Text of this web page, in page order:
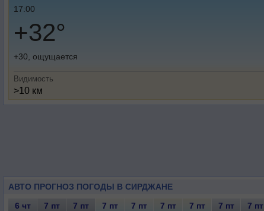
17:00
+32°
+30, ощущается
Видимость
>10 км
АВТО ПРОГНОЗ ПОГОДЫ В СИРДЖАНЕ
6 чт 7 пт 7 пт 7 пт 7 пт 7 пт 7 пт 7 пт 7 пт